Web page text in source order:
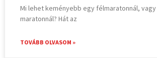
Mi lehet keményebb egy félmaratonnál,
maratonnál? Hát az
TOVÁBB OLVASOM »